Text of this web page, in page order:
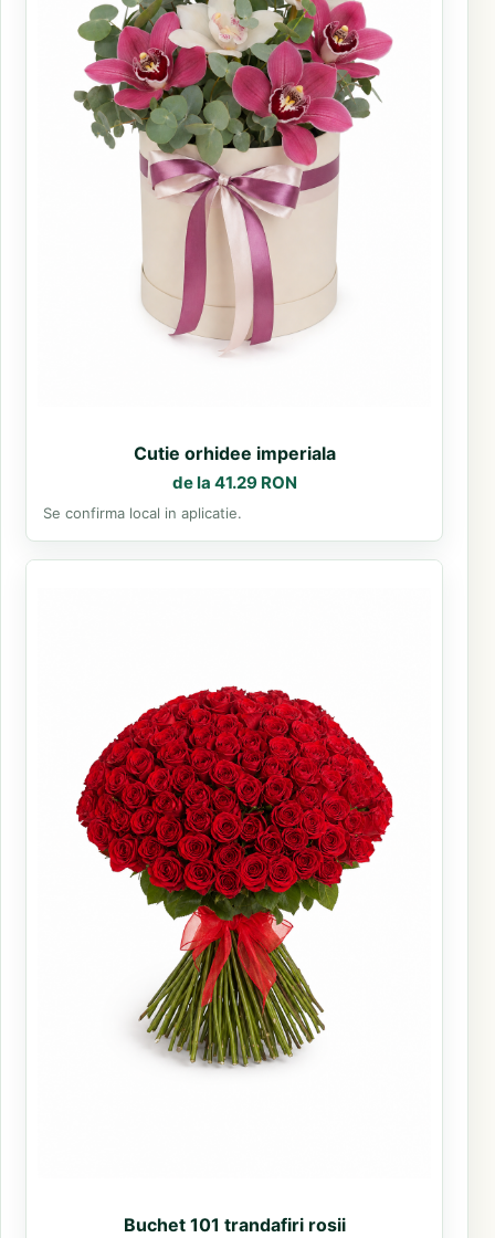
Cutie orhidee imperiala
de la 41.29 RON
Se confirma local in aplicatie.
Buchet 101 trandafiri rosii